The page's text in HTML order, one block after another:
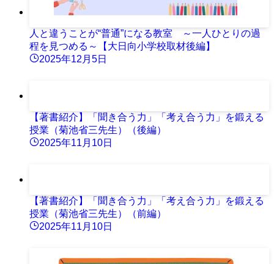
人と違うことが“普通”になる教室 ～一人ひとりの過
程を見つめる～【大日向小学校取材後編】
2025年12月5日
【著書紹介】「聞き合う力」「考え合う力」を鍛える
授業（菊池省三先生）（後編）
2025年11月10日
【著書紹介】「聞き合う力」「考え合う力」を鍛える
授業（菊池省三先生）（前編）
2025年11月10日